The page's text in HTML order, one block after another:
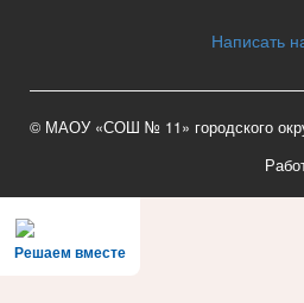
Написать
© МАОУ «СОШ № 11» городского
Решаем вместе